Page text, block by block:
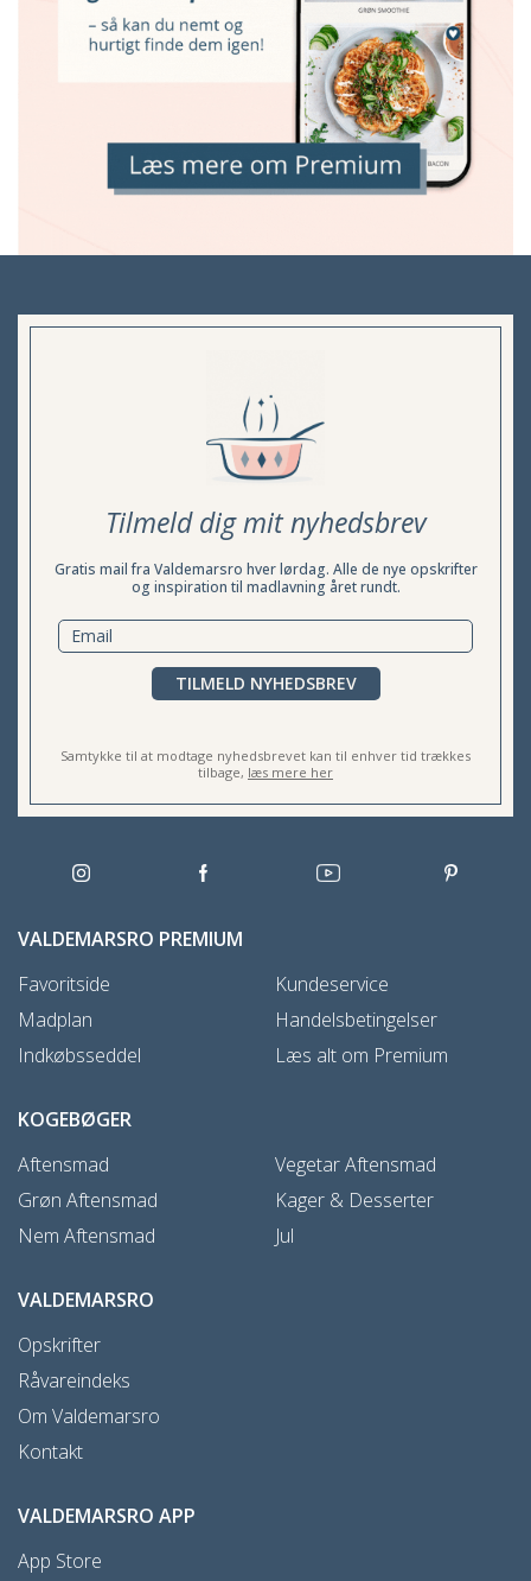
Tilmeld dig mit nyhedsbrev
Gratis mail fra Valdemarsro hver lørdag. Alle de nye opskrifter
og inspiration til madlavning året rundt.
TILMELD NYHEDSBREV
Samtykke til at modtage nyhedsbrevet kan til enhver tid trækkes
tilbage, læs mere her
VALDEMARSRO PREMIUM
Favoritside
Madplan
Indkøbsseddel
Kundeservice
Handelsbetingelser
Læs alt om Premium
KOGEBØGER
Aftensmad
Grøn Aftensmad
Nem Aftensmad
Vegetar Aftensmad
Kager & Desserter
Jul
VALDEMARSRO
Opskrifter
Råvareindeks
Om Valdemarsro
Kontakt
VALDEMARSRO APP
App Store